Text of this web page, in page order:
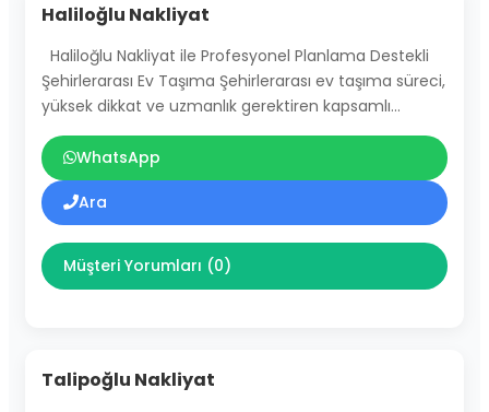
Haliloğlu Nakliyat
Haliloğlu Nakliyat ile Profesyonel Planlama Destekli
Şehirlerarası Ev Taşıma Şehirlerarası ev taşıma süreci,
yüksek dikkat ve uzmanlık gerektiren kapsamlı…
WhatsApp
Ara
Müşteri Yorumları (0)
Talipoğlu Nakliyat